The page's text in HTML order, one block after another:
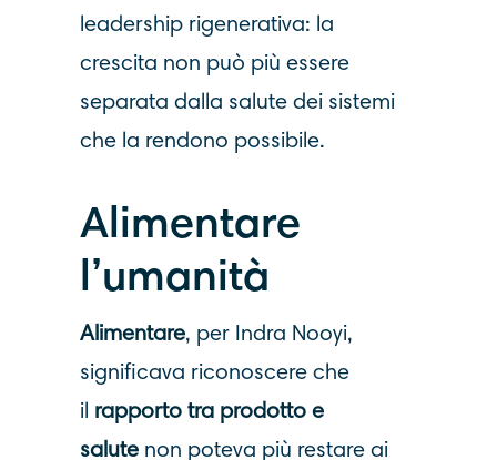
leadership rigenerativa: la
crescita non può più essere
separata dalla salute dei sistemi
che la rendono possibile.
Alimentare
l’umanità
Alimentare, per Indra Nooyi,
significava riconoscere che
il rapporto tra prodotto e
salute non poteva più restare ai